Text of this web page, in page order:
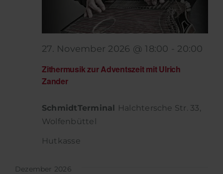
Zithermusik zur Adventszeit mit Ulrich
Zander
27. November 2026 @ 18:00 - 20:00
SchmidtTerminal Halchtersche Str. 33,
Wolfenbüttel
Hutkasse
Dezember 2026